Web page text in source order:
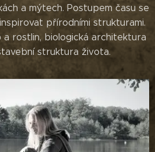
a mýtech. Postupem času se
přírodními strukturami.
rostlin, biologická architektura
struktura života.